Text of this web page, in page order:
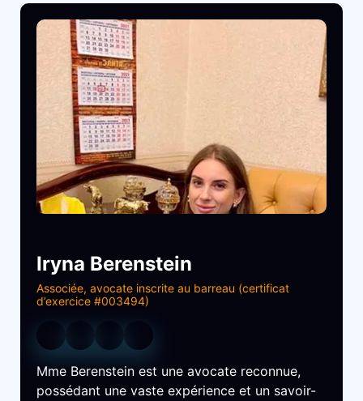
Iryna Berenstein
Associée, avocate inscrite au barreau (certificat
d’exercice #003494)
Mme Berenstein est une avocate reconnue,
possédant une vaste expérience et un savoir-